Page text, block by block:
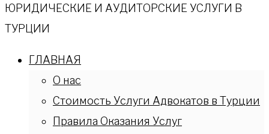
ЮРИДИЧЕСКИЕ И АУДИТОРСКИЕ УСЛУГИ В
ТУРЦИИ
ГЛАВНАЯ
О нас
Стоимость Услуги Адвокатов в Турции
Правила Оказания Услуг